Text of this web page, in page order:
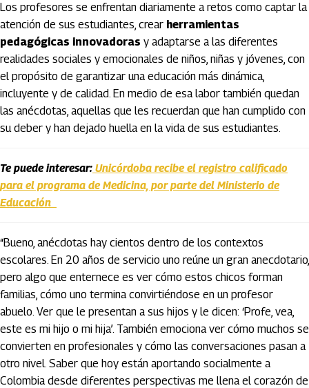
Los profesores se enfrentan diariamente a retos como captar la
atención de sus estudiantes, crear herramientas
pedagógicas innovadoras y adaptarse a las diferentes
realidades sociales y emocionales de niños, niñas y jóvenes, con
el propósito de garantizar una educación más dinámica,
incluyente y de calidad. En medio de esa labor también quedan
las anécdotas, aquellas que les recuerdan que han cumplido con
su deber y han dejado huella en la vida de sus estudiantes.
Te puede interesar: Unicórdoba recibe el registro calificado
para el programa de Medicina, por parte del Ministerio de
Educación
“Bueno, anécdotas hay cientos dentro de los contextos
escolares. En 20 años de servicio uno reúne un gran anecdotario,
pero algo que enternece es ver cómo estos chicos forman
familias, cómo uno termina convirtiéndose en un profesor
abuelo. Ver que le presentan a sus hijos y le dicen: ‘Profe, vea,
este es mi hijo o mi hija’. También emociona ver cómo muchos se
convierten en profesionales y cómo las conversaciones pasan a
otro nivel. Saber que hoy están aportando socialmente a
Colombia desde diferentes perspectivas me llena el corazón de